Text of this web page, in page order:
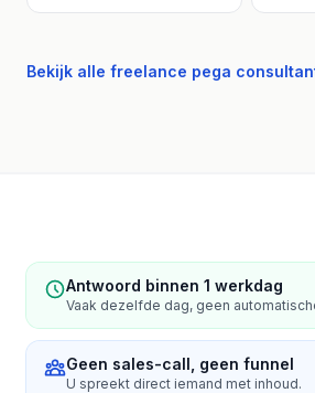
Bekijk alle freelance pega
Antwoord binnen 1 werkdag
Vaak dezelfde dag, geen
Geen sales-call, geen funnel
U spreekt direct iemand met inhoud.